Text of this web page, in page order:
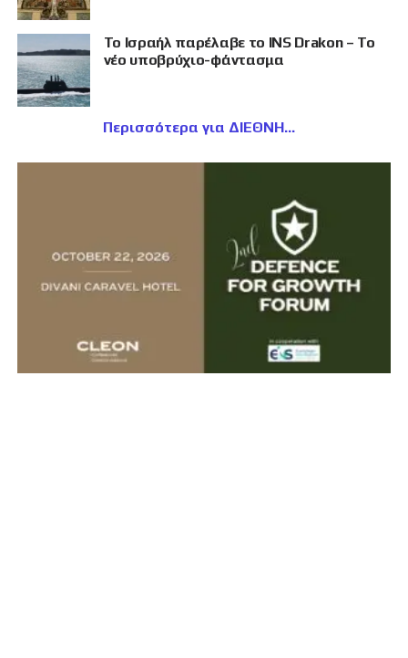
Το Ισραήλ παρέλαβε το INS Drakon – Το
νέο υποβρύχιο-φάντασμα
Περισσότερα για ΔΙΕΘΝΗ